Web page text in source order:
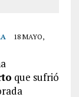
18 MAYO,
que sufrió